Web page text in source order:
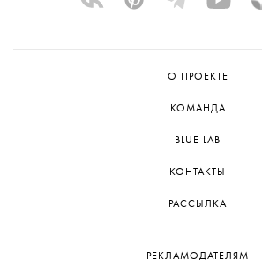
О ПРОЕКТЕ
КОМАНДА
BLUE LAB
КОНТАКТЫ
РАССЫЛКА
РЕКЛАМОДАТЕЛЯМ